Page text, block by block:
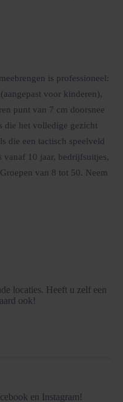
is professioneel:
voor kinderen),
punt van 7 cm doorsnee
die het volledige gezicht
die een tactisch speelveld
vanaf 10 jaar, bedrijfsuitjes,
van 8 tot 50. Neem
locaties. Heeft u zelf een
ook!
en Instagram!